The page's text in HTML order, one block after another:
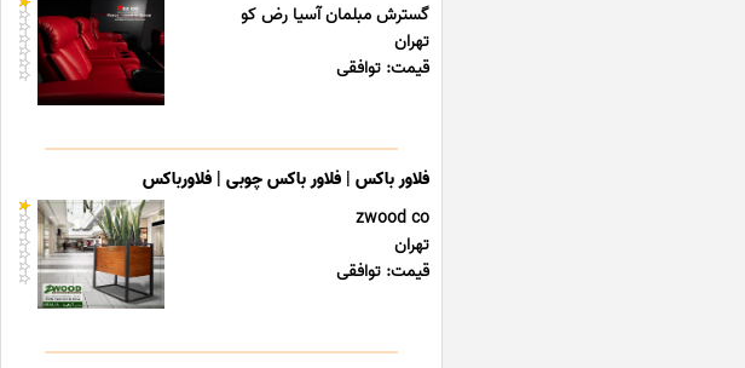
گسترش مبلمان آسیا رض کو
تهران
قیمت: توافقی
فلاور باکس | فلاور باکس چوبی | فلاورباکس
zwood co
تهران
قیمت: توافقی